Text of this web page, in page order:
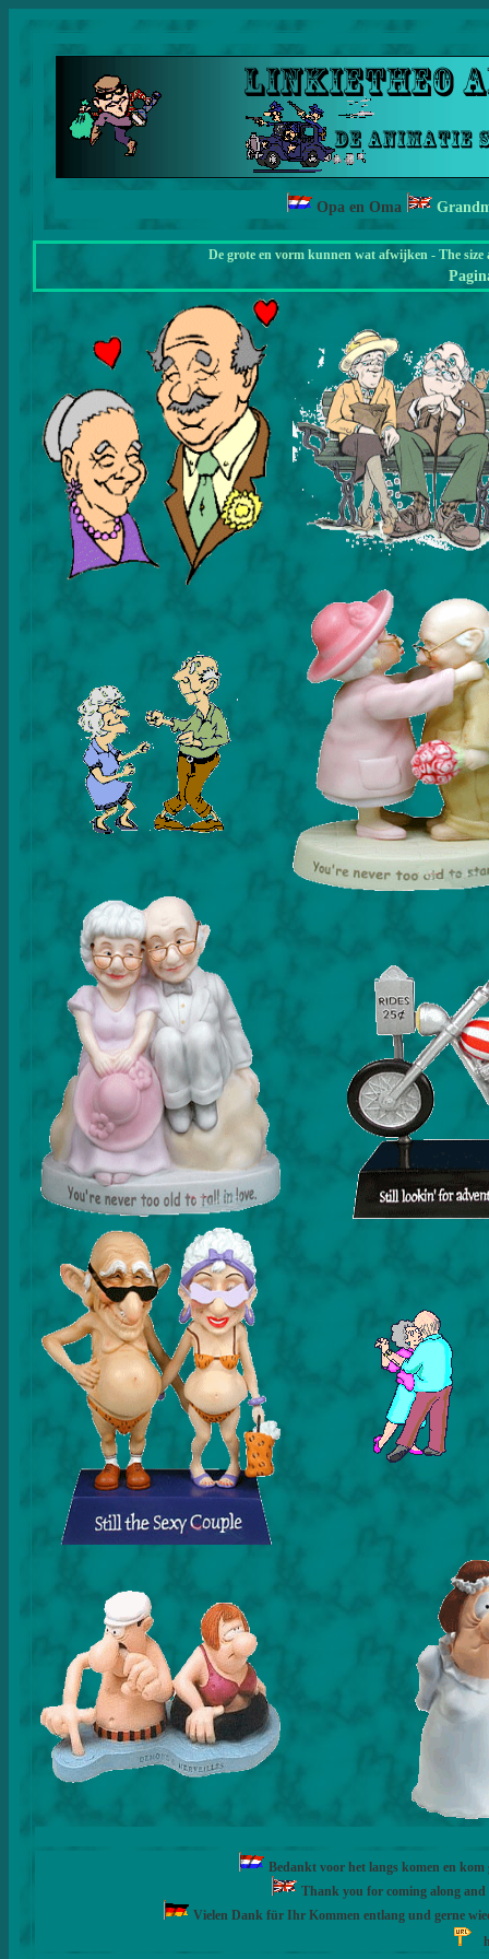
Opa en Oma
De grote en vorm kunnen wat afwijken - The
Bedankt voor het langs komen en
Thank you for coming along and
Vielen Dank für Ihr Kommen entlang und gerne